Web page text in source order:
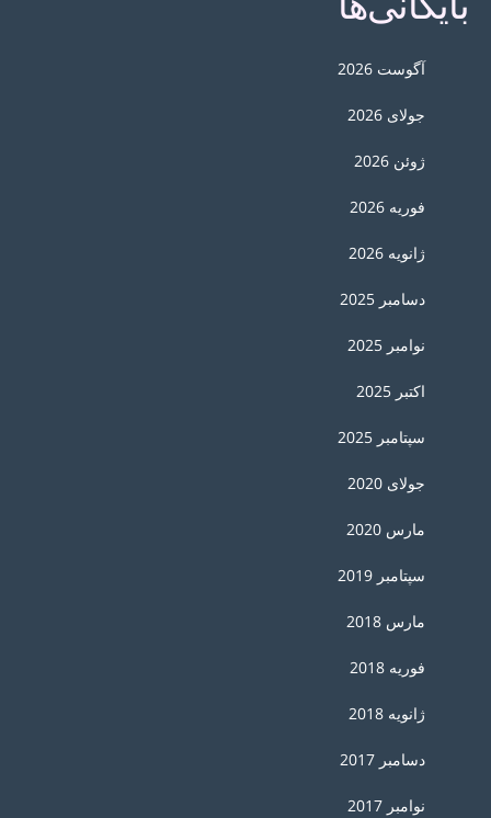
آگوست 2026
جولای 2026
ژوئن 2026
فوریه 2026
ژانویه 2026
دسامبر 2025
نوامبر 2025
اکتبر 2025
سپتامبر 2025
جولای 2020
مارس 2020
سپتامبر 2019
مارس 2018
فوریه 2018
ژانویه 2018
دسامبر 2017
نوامبر 2017